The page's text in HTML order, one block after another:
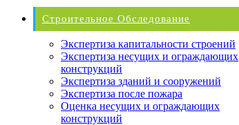
Строительное Обследование
Экспертиза капитальности строений
Экспертиза несущих и ограждающих
конструкций
Экспертиза зданий и сооружений
Экспертиза после пожара
Оценка несущих и ограждающих
конструкций